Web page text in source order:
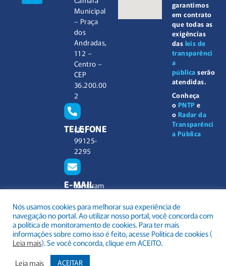
Municipal
– Praça
dos
Andradas,
112 –
Centro –
CEP
36.200.00
2
TELEFONE
(32)
99125-
2295
E-MAIL
camaram
barbacen
a.mg.gov.
br
garantimos
em contrato
que todas as
exigências
das leis de
transparênci
a
pública serão
atendidas.
Conheça
o PNTP e
o Radar da
Transparênci
a Pública
Nós usamos cookies para melhorar sua experiência de
navegação no portal. Ao utilizar nosso portal, você concorda com
a política de monitoramento de cookies. Para ter mais
informações sobre como isso é feito, acesse Política de cookies (
Leia mais). Se você concorda, clique em ACEITO.
Leia mais
ACEITAR